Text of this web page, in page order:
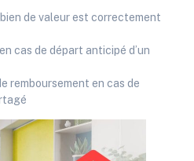
bien de valeur est correctement
cas de départ anticipé d’un
remboursement en cas de